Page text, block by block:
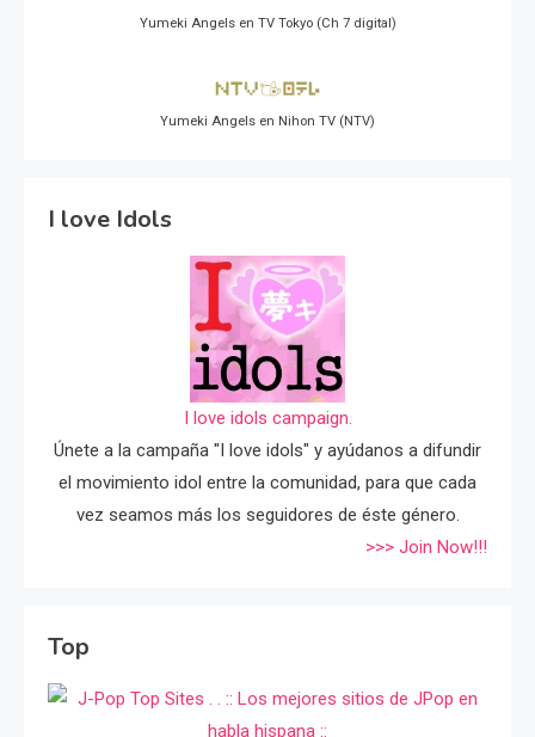
Yumeki Angels en TV Tokyo (Ch 7 digital)
Yumeki Angels en Nihon TV (NTV)
I love Idols
I love idols campaign.
Únete a la campaña "I love idols" y ayúdanos a difundir
el movimiento idol entre la comunidad, para que cada
vez seamos más los seguidores de éste género.
>>> Join Now!!!
Top